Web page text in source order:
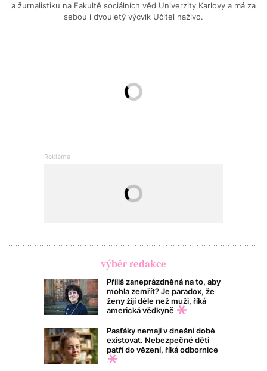
a žurnalistiku na Fakultě sociálních věd Univerzity Karlovy a má za
sebou i dvouletý výcvik Učitel naživo.
výběr redakce
Příliš zaneprázdněná na to, aby
mohla zemřít? Je paradox, že
ženy žijí déle než muži, říká
americká vědkyně
Pasťáky nemají v dnešní době
existovat. Nebezpečné děti
patří do vězení, říká odbornice